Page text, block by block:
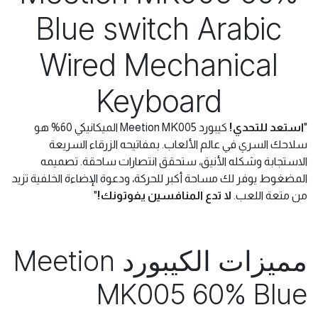
Meetion MK005 60%
Blue switch Arabic
Wired Mechanical
Keyboard
"استعد للتحدي!
من متعة اللعب.لا تدع المنافسين يفوتونك!"